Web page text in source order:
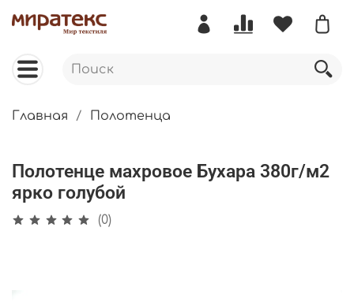
Главная Полотенца
Полотенце махровое Бухара 380г/м2
ярко голубой
(0)